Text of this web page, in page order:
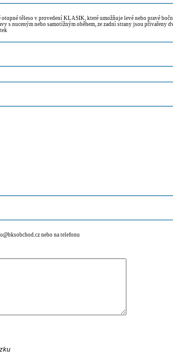
těleso v provedení KLASIK, které umožňuje levé nebo pravé
s nuceným nebo samotížným oběhem, ze zadní strany jsou přivařeny
nebo na telefonu